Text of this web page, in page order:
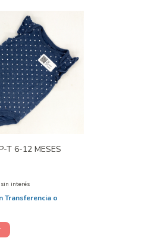
T 6-12 MESES
sin interés
Transferencia o